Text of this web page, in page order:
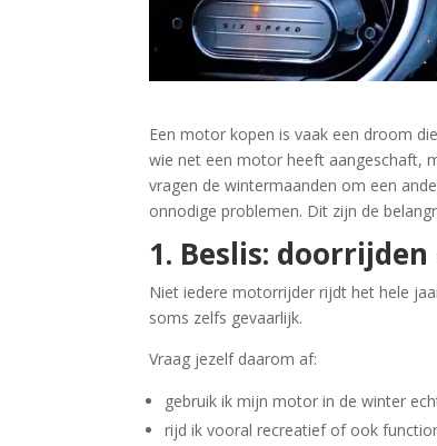
Een motor kopen is vaak een droom
wie net een motor heeft aangeschaft,
vragen de wintermaanden om een
onnodige problemen. Dit zijn de
1. Beslis:
Niet iedere motorrijder rijdt het hele
soms zelfs gevaarlijk.
Vraag jezelf daarom af:
gebruik ik mijn motor in de winter
rijd ik vooral recreatief of ook